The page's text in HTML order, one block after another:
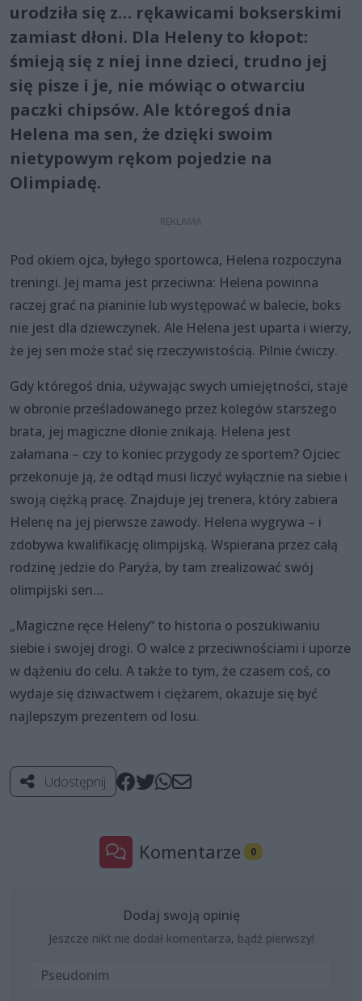
urodziła się z… rękawicami bokserskimi
zamiast dłoni. Dla Heleny to kłopot:
śmieją się z niej inne dzieci, trudno jej
się pisze i je, nie mówiąc o otwarciu
paczki chipsów. Ale któregoś dnia
Helena ma sen, że dzięki swoim
nietypowym rękom pojedzie na
Olimpiadę.
Pod okiem ojca, byłego sportowca, Helena rozpoczyna
treningi. Jej mama jest przeciwna: Helena powinna
raczej grać na pianinie lub występować w balecie, boks
nie jest dla dziewczynek. Ale Helena jest uparta i wierzy,
że jej sen może stać się rzeczywistością. Pilnie ćwiczy.
Gdy któregoś dnia, używając swych umiejętności, staje
w obronie prześladowanego przez kolegów starszego
brata, jej magiczne dłonie znikają. Helena jest
załamana – czy to koniec przygody ze sportem? Ojciec
przekonuje ją, że odtąd musi liczyć wyłącznie na siebie i
swoją ciężką pracę. Znajduje jej trenera, który zabiera
Helenę na jej pierwsze zawody. Helena wygrywa – i
zdobywa kwalifikację olimpijską. Wspierana przez całą
rodzinę jedzie do Paryża, by tam zrealizować swój
olimpijski sen…
„Magiczne ręce Heleny” to historia o poszukiwaniu
siebie i swojej drogi. O walce z przeciwnościami i uporze
w dążeniu do celu. A także to tym, że czasem coś, co
wydaje się dziwactwem i ciężarem, okazuje się być
najlepszym prezentem od losu.
Udostępnij
Komentarze 0
Dodaj swoją opinię
Jeszcze nikt nie dodał komentarza, bądź pierwszy!